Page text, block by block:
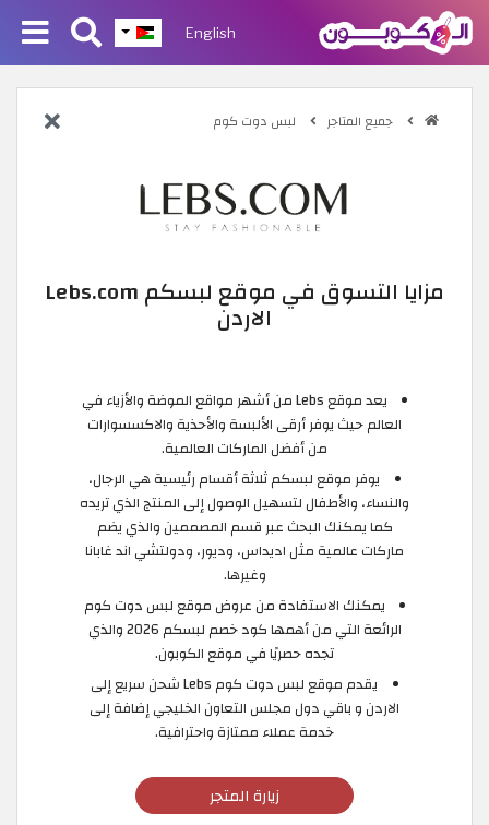
English
جميع المتاجر لبس دوت كوم
مزايا التسوق في موقع لبسكم Lebs.com
الاردن
يعد موقع Lebs من أشهر مواقع الموضة والأزياء في
العالم حيث يوفر أرقى الألبسة والأحذية والاكسسوارات
من أفضل الماركات العالمية.
يوفر موقع لبسكم ثلاثة أقسام رئيسية هي الرجال،
والنساء، والأطفال لتسهيل الوصول إلى المنتج الذي تريده
كما يمكنك البحث عبر قسم المصممين والذي يضم
ماركات عالمية مثل اديداس، وديور، ودولتشي اند غابانا
وغيرها.
يمكنك الاستفادة من عروض موقع لبس دوت كوم
الرائعة التي من أهمها كود خصم لبسكم 2026 والذي
تجده حصريًا في موقع الكوبون.
يقدم موقع لبس دوت كوم Lebs شحن سريع إلى
الاردن و باقي دول مجلس التعاون الخليجي إضافة إلى
خدمة عملاء ممتازة واحترافية.
زيارة المتجر